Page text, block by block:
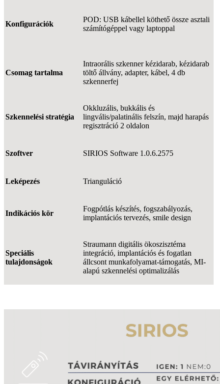
Konfigurációk
POD: USB kábellel köthető össze asztali
számítógéppel vagy laptoppal
Csomag tartalma
Intraorális szkenner kézidarab, kézidarab
töltő állvány, adapter, kábel, 4 db
szkennerfej
Szkennelési stratégia
Okkluzális, bukkális és
lingvális/palatinális felszín, majd harapás
regisztráció 2 oldalon
Szoftver SIRIOS Software 1.0.6.2575
Leképezés Trianguláció
Indikációs kör
Fogpótlás készítés, fogszabályozás,
implantációs tervezés, smile design
Speciális
tulajdonságok
Straumann digitális ökoszisztéma
integráció, implantációs és fogatlan
állcsont munkafolyamat-támogatás, MI-
alapú szkennelési optimalizálás